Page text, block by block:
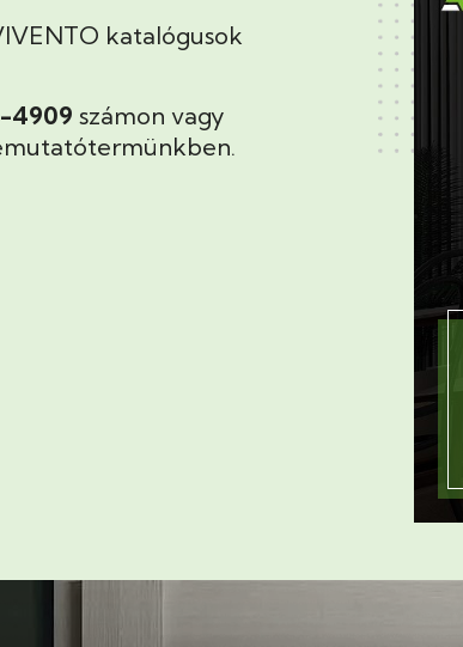
katalógusok
4909 számon vagy